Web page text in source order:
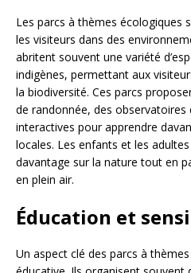
Les parcs à thèmes écologiques
les visiteurs dans des
abritent souvent une variété
indigènes, permettant aux
la biodiversité. Ces parcs
de randonnée, des observatoires
interactives pour apprendre
locales. Les enfants et les
davantage sur la nature tout en
en plein air.
Éducation et
Un aspect clé des parcs à